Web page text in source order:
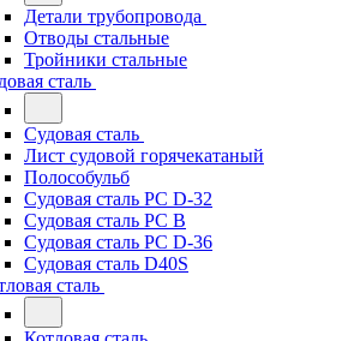
Детали трубопровода
Отводы стальные
Тройники стальные
сталь
Судовая сталь
Лист судовой горячекатаный
Полособульб
Судовая сталь РС D-32
Судовая сталь РС В
Судовая сталь РС D-36
Судовая сталь D40S
сталь